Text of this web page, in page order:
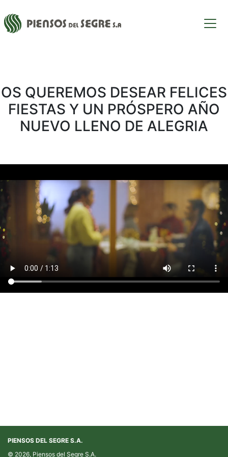
OS QUEREMOS DESEAR FELICES
FIESTAS Y UN PRÓSPERO AÑO
NUEVO LLENO DE ALEGRIA
PIENSOS DEL SEGRE S.A.
© 2026, Piensos del Segre S.A.